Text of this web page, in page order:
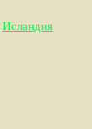
Исландия